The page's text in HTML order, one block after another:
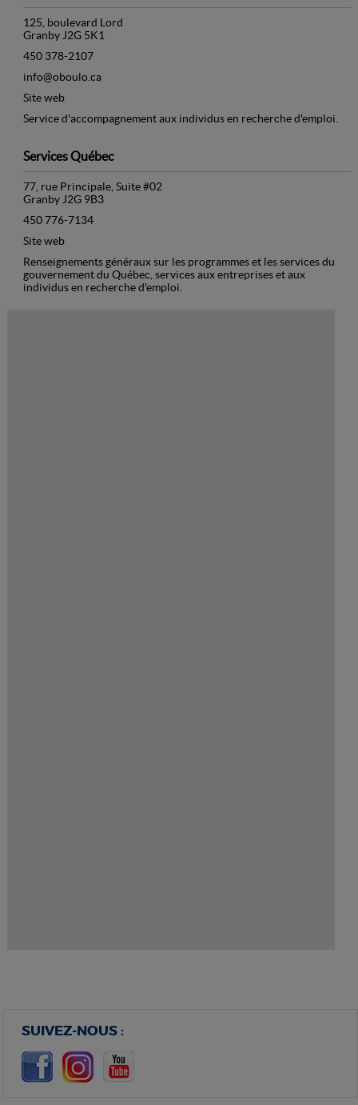
125, boulevard Lord
Granby J2G 5K1
450 378-2107
info@oboulo.ca
Site web
Service d'accompagnement aux individus en recherche d'emploi.
Services Québec
77, rue Principale, Suite #02
Granby J2G 9B3
450 776-7134
Site web
Renseignements généraux sur les programmes et les services du
gouvernement du Québec, services aux entreprises et aux
individus en recherche d'emploi.
SUIVEZ-NOUS :